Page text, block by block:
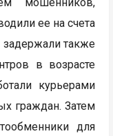
ее на счета
задержали также
в возрасте
курьерами
граждан. Затем
для